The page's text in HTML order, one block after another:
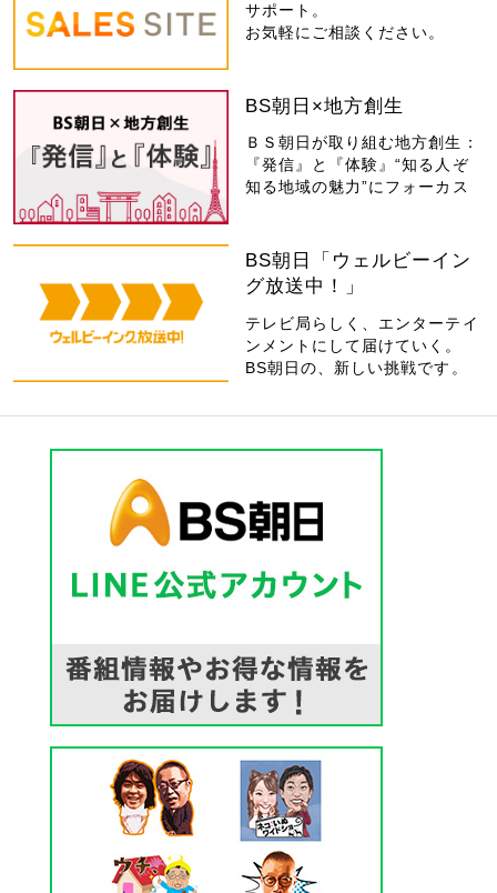
サポート。
お気軽にご相談ください。
BS朝日×地方創生
ＢＳ朝日が取り組む地方創生：
『発信』と『体験』“知る人ぞ
知る地域の魅力”にフォーカス
BS朝日「ウェルビーイン
グ放送中！」
テレビ局らしく、エンターテイ
ンメントにして届けていく。
BS朝日の、新しい挑戦です。